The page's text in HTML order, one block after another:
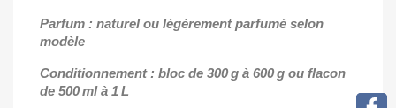
Parfum : naturel ou légèrement parfumé selon
modèle
Conditionnement : bloc de 300 g à 600 g ou flacon
de 500 ml à 1 L